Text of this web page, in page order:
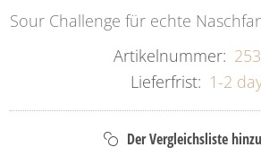
Sour Challenge für echte
Artikelnummer:
Lieferfrist: 1-2